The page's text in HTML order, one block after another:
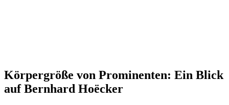
Körpergröße von Prominenten: Ein Blick
auf Bernhard Hoëcker